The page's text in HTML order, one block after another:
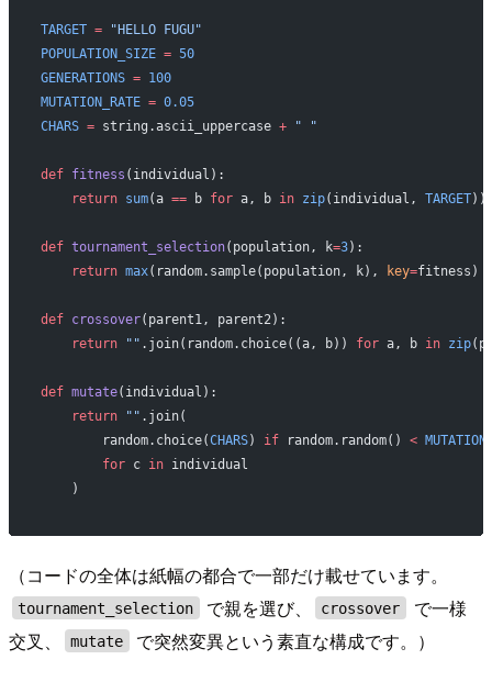
TARGET = "HELLO FUGU"
POPULATION_SIZE = 50
GENERATIONS = 100
MUTATION_RATE = 0.05
CHARS = string.ascii_uppercase + " "
def fitness (individual):
    return
sum(a == b for a, b in zip(individual, TARGET))
def tournament_selection(population, k=3):
    return
max(random.sample(population, k), key=fitness)
def crossover(parent1, parent2):
    return
"" .join(random.choice((a, b)) for a, b in zip
def mutate(individual):
    return
"" .join(
        random.choice(
CHARS) if random.random() <
        for
c in individual
    )
（コードの全体は紙幅の都合で一部だけ載せています。
tournament_selection で親を選び、 crossover
で一様
交叉、
mutate で突然変異という素直な構成です。）